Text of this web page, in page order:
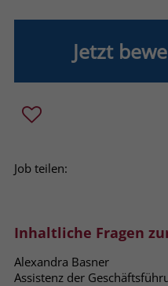
Jetzt
Job teilen:
Inhaltliche Fragen
Alexandra Basner
Assistenz der
Zweck
Nutzers
nur